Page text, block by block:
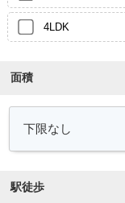
4LDK
面積
駅徒歩